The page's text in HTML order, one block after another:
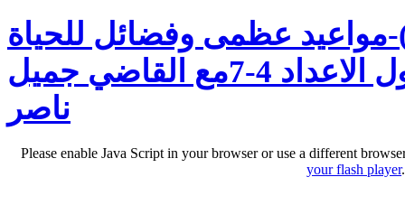
بطرس الثانية(2)-مواعيد عظمى وفضائل للحياة
العملية-الاصحاح الاول الاعداد 4-7مع القاضي جميل
ناصر
Please enable Java Script in your browser or use a different
your flash player.